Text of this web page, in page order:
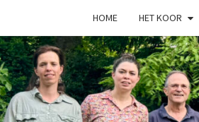
HOME HET KOOR